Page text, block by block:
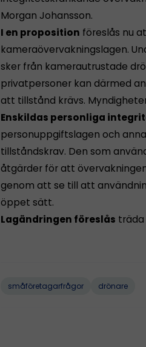
Morgan Johansson.
I en proposition föreslås nu
kameraövervakningslagen.
sker från kamerautrustade
privatpersoner kan därmed
att tillstånd krävs.
Enskildas personliga
personuppgiftslagen och
tillståndskrav. Den som
åtgärder för att
genom att se till att
öppet sätt.
Lagändringen föreslås träda
småföretagarfrågor drönare